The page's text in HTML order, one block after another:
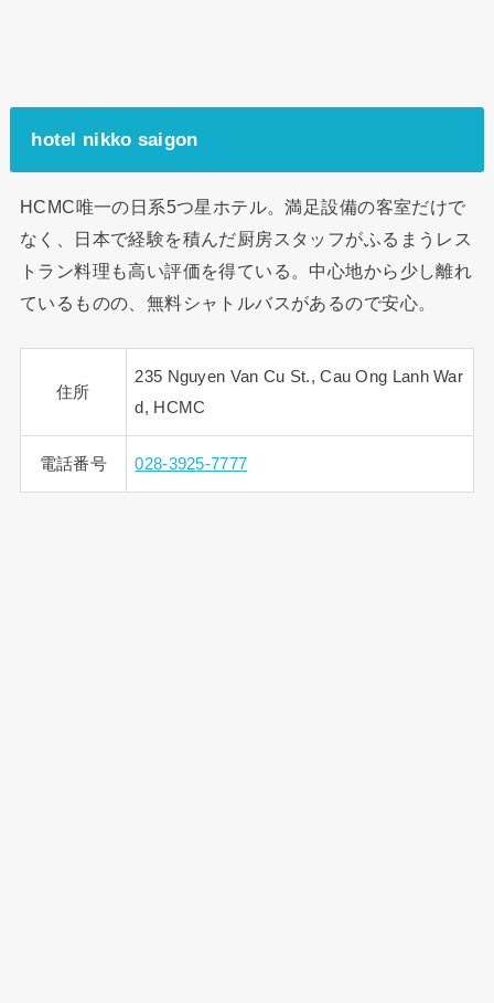
hotel nikko saigon
HCMC唯一の日系5つ星ホテル。満足設備の客室だけで
なく、日本で経験を積んだ厨房スタッフがふるまうレス
トラン料理も高い評価を得ている。中心地から少し離れ
ているものの、無料シャトルバスがあるので安心。
住所
235 Nguyen Van Cu St., Cau Ong Lanh War
d, HCMC
電話番号 028-3925-7777